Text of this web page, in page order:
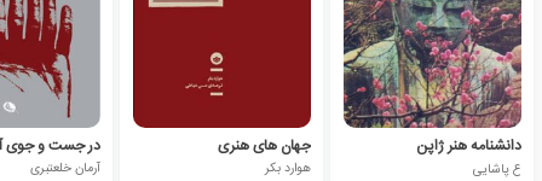
دانشنامه هنر ژاپن
ع پاشایی
جهان های هنری
هوارد بکر
در جست و جوی
آرمان خلعتبری